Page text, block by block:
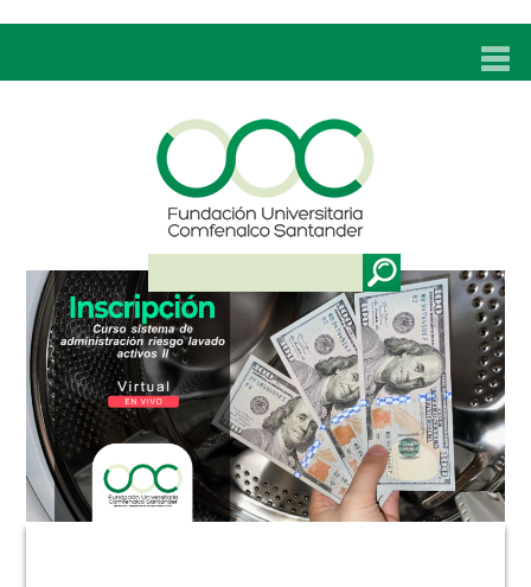
UNC
ADMISIONES
PROGRAMAS
TÉCNICOS LABORALES
BIENESTAR
BIBLIOTECA
INVESTIGACIONES
EDUCACIÓN CONTINUA